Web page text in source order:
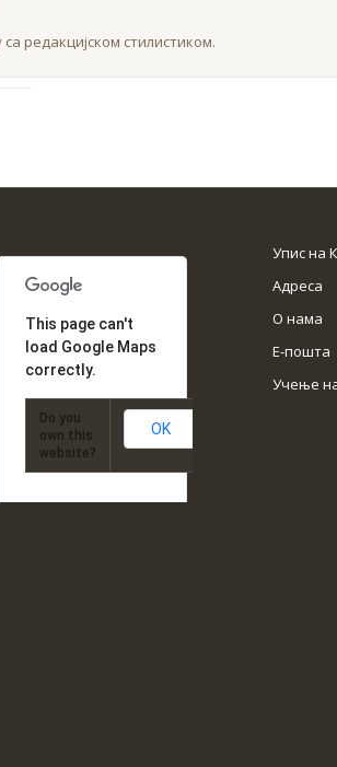
редакцијском стилистиком.
This page can't
load Google Maps
correctly.
Do you
own this
website?
OK
Упис на
Адреса
О нама
Е-пошта
Учење